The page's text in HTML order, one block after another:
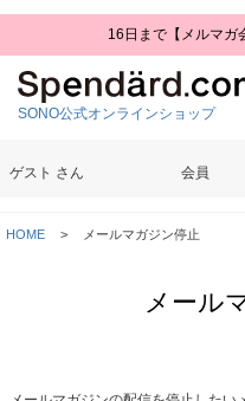
16日まで【メルマガ
SONO公式オンラインショップ
ゲスト さん 会員
HOME メールマガジン停止
メール